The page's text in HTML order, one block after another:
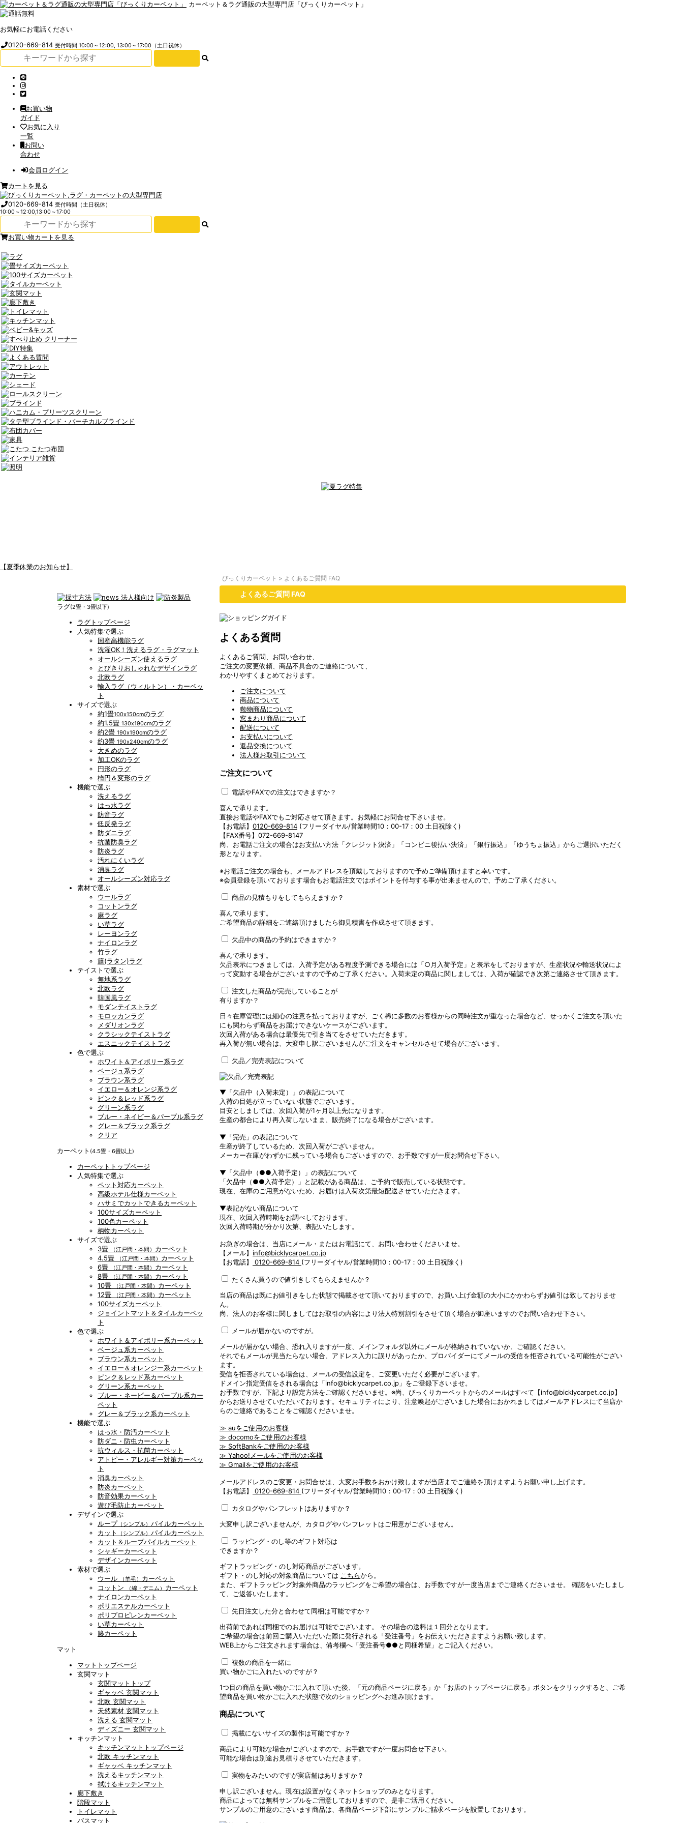
カーペット＆ラグ通販の大型専門店「びっくりカーペット」
お気軽にお電話ください
0120-669-814受付時間 10:00～12:00, 13:00～17:00（土日祝休）
お買い物
ガイド
お気に入り
一覧
お問い
合わせ
会員ログイン
カートを見る
0120-669-814受付時間（土日祝休）
10:00～12:00,13:00～17:00
お買い物カートを見る
【夏季休業のお知らせ】
ラグ(2畳・3畳以下)
ラグトップページ
人気特集で選ぶ
国産高機能ラグ
洗濯OK！洗えるラグ・ラグマット
オールシーズン使えるラグ
とびきりおしゃれなデザインラグ
北欧ラグ
輸入ラグ（ウィルトン）・カーペッ
ト
サイズで選ぶ
約1畳100x150cmのラグ
約1.5畳 130x190cmのラグ
約2畳 190x190cmのラグ
約3畳 190x240cmのラグ
大きめのラグ
加工OKのラグ
円形のラグ
楕円＆変形のラグ
機能で選ぶ
洗えるラグ
はっ水ラグ
防音ラグ
低反発ラグ
防ダニラグ
抗菌防臭ラグ
防炎ラグ
汚れにくいラグ
消臭ラグ
オールシーズン対応ラグ
素材で選ぶ
ウールラグ
コットンラグ
麻ラグ
い草ラグ
レーヨンラグ
ナイロンラグ
竹ラグ
籐(ラタン)ラグ
テイストで選ぶ
無地系ラグ
北欧ラグ
韓国風ラグ
モダンテイストラグ
モロッカンラグ
メダリオンラグ
クラシックテイストラグ
エスニックテイストラグ
色で選ぶ
ホワイト＆アイボリー系ラグ
ベージュ系ラグ
ブラウン系ラグ
イエロー＆オレンジ系ラグ
ピンク＆レッド系ラグ
グリーン系ラグ
ブルー・ネイビー＆パープル系ラグ
グレー＆ブラック系ラグ
クリア
カーペット (4.5畳・6畳以上)
カーペットトップページ
人気特集で選ぶ
ペット対応カーペット
高級ホテル仕様カーペット
ハサミでカットできるカーペット
100サイズカーペット
100色カーペット
柄物カーペット
サイズで選ぶ
3畳
（江戸間・本間） カーペット
4.5畳
（江戸間・本間） カーペット
6畳
（江戸間・本間） カーペット
8畳
（江戸間・本間） カーペット
10畳
（江戸間・本間） カーペット
12畳
（江戸間・本間） カーペット
100サイズカーペット
ジョイントマット＆タイルカーペッ
ト
色で選ぶ
ホワイト＆アイボリー系カーペット
ベージュ系カーペット
ブラウン系カーペット
イエロー＆オレンジー系カーペット
ピンク＆レッド系カーペット
グリーン系カーペット
ブルー・ネービー＆パープル系カー
ペット
グレー＆ブラック系カーペット
機能で選ぶ
はっ水・防汚カーペット
防ダニ・防虫カーペット
抗ウィルス・抗菌カーペット
アトピー・アレルギー対策カーペッ
ト
消臭カーペット
防炎カーペット
防音効果カーペット
遊び毛防止カーペット
デザインで選ぶ
ループ （シンプル） パイルカーペット
カット
（シンプル） パイルカーペット
カット＆ループパイルカーペット
シャギーカーペット
デザインカーペット
素材で選ぶ
ウール
（羊毛） カーペット
コットン
（綿・デニム） カーペット
ナイロンカーペット
ポリエステルカーペット
ポリプロピレンカーペット
い草カーペット
籐カーペット
マット
マットトップページ
玄関マット
玄関マットトップ
ギャッベ 玄関マット
北欧 玄関マット
天然素材 玄関マット
洗える 玄関マット
ディズニー 玄関マット
キッチンマット
キッチンマットトップページ
北欧 キッチンマット
ギャッベ キッチンマット
洗えるキッチンマット
拭けるキッチンマット
廊下敷き
階段マット
トイレマット
バスマット
びっくりカーペット > よくあるご質問 FAQ
よくあるご質問 FAQ
よくある質問
よくあるご質問、お問い合わせ、
ご注文の変更依頼、商品不具合のご連絡について、
わかりやすくまとめております。
ご注文について
商品について
敷物商品について
窓まわり商品について
配送について
お支払いについて
返品交換について
法人様お取引について
ご注文について
電話やFAXでの注文はできますか？
喜んで承ります。
直接お電話やFAXでもご対応させて頂きます。お気軽にお問合せ下さいませ。
【お電話】 0120-669-814 (フリーダイヤル/営業時間10：00-17：00 土日祝除く)
【FAX番号】072-669-8147
尚、お電話ご注文の場合はお支払い方法「クレジット決済」「コンビニ後払い決済」「銀行振込」「ゆうちょ振込」からご選択いただく
形となります。
※お電話ご注文の場合も、メールアドレスを頂戴しておりますので予めご準備頂けますと幸いです。
※会員登録を頂いております場合もお電話注文ではポイントを付与する事が出来ませんので、予めご了承ください。
商品の見積もりをしてもらえますか？
喜んで承ります。
ご希望商品の詳細をご連絡頂けましたら御見積書を作成させて頂きます。
欠品中の商品の予約はできますか？
喜んで承ります。
欠品表示につきましては、入荷予定がある程度予測できる場合には「○月入荷予定」と表示をしておりますが、生産状況や輸送状況によ
って変動する場合がございますので予めご了承ください。入荷未定の商品に関しましては、入荷が確認でき次第ご連絡させて頂きます。
注文した商品が完売していることが
有りますか？
日々在庫管理には細心の注意を払っておりますが、ごく稀に多数のお客様からの同時注文が重なった場合など、せっかくご注文を頂いた
にも関わらず商品をお届けできないケースがございます。
次回入荷がある場合は最優先で引き当てをさせていただきます。
再入荷が無い場合は、大変申し訳ございませんがご注文をキャンセルさせて場合がございます。
欠品／完売表記について
▼「欠品中（入荷未定）」の表記について
入荷の目処が立っていない状態でございます。
目安としましては、次回入荷が1ヶ月以上先になります。
生産の都合により再入荷しないまま、販売終了になる場合がございます。
▼「完売」の表記について
生産が終了しているため、次回入荷がございません。
メーカー在庫がわずかに残っている場合もございますので、お手数ですが一度お問合せ下さい。
▼「欠品中（●●入荷予定）」の表記について
「欠品中（●●入荷予定）」と記載がある商品は、ご予約で販売している状態です。
現在、在庫のご用意がないため、お届けは入荷次第最短配送させていただきます。
▼表記がない商品について
現在、次回入荷時期をお調べしております。
次回入荷時期が分かり次第、表記いたします。
お急ぎの場合は、当店にメール・またはお電話にて、お問い合わせくださいませ。
【メール】 info@bicklycarpet.co.jp
【お電話】
0120-669-814 (フリーダイヤル/営業時間10：00-17：00 土日祝除く)
たくさん買うので値引きしてもらえませんか？
当店の商品は既にお値引きをした状態で掲載させて頂いておりますので、お買い上げ金額の大小にかかわらずお値引は致しておりませ
ん。
尚、法人のお客様に関しましてはお取引の内容により法人特別割引をさせて頂く場合が御座いますのでお問い合わせ下さい。
メールが届かないのですが。
メールが届かない場合、恐れ入りますが一度、メインフォルダ以外にメールが格納されていないか、ご確認ください。
それでもメールが見当たらない場合、アドレス入力に誤りがあったか、プロバイダーにてメールの受信を拒否されている可能性がござい
ます。
受信を拒否されている場合は、メールの受信設定を、ご変更いただく必要がございます。
ドメイン指定受信をされる場合は「info@bicklycarpet.co.jp」をご登録下さいませ。
お手数ですが、下記より設定方法をご確認くださいませ。※尚、びっくりカーペットからのメールはすべて【info@bicklycarpet.co.jp】
からお送りさせていただいております。セキュリティにより、注意喚起がございました場合におかれましてはメールアドレスにて当店か
らのご連絡であることをご確認くださいませ。
≫ auをご使用のお客様
≫ docomoをご使用のお客様
≫ SoftBankをご使用のお客様
≫ Yahoo!メールをご使用のお客様
≫ Gmailをご使用のお客様
メールアドレスのご変更・お問合せは、大変お手数をおかけ致しますが当店までご連絡を頂けますようお願い申し上げます。
【お電話】
0120-669-814 (フリーダイヤル/営業時間10：00-17：00 土日祝除く)
カタログやパンフレットはありますか？
大変申し訳ございませんが、カタログやパンフレットはご用意がございません。
ラッピング・のし等のギフト対応は
できますか？
ギフトラッピング・のし対応商品がございます。
ギフト・のし対応の対象商品については こちらから。
また、ギフトラッピング対象外商品のラッピングをご希望の場合は、お手数ですが一度当店までご連絡くださいませ。 確認をいたしまし
て、ご返答いたします。
先日注文した分と合わせて同梱は可能ですか？
出荷前であれば同梱でのお届けは可能でございます。 その場合の送料は１回分となります。
ご希望の場合は前回ご購入いただいた際に発行される「受注番号」をお伝えいただきますようお願い致します。
WEB上からご注文されます場合は、備考欄へ「受注番号●●と同梱希望」とご記入ください。
複数の商品を一緒に
買い物かごに入れたいのですが？
1つ目の商品を買い物かごに入れて頂いた後、「元の商品ページに戻る」か「お店のトップページに戻る」ボタンをクリックすると、ご希
望商品を買い物かごに入れた状態で次のショッピングへお進み頂けます。
商品について
掲載にないサイズの製作は可能ですか？
商品により可能な場合がございますので、お手数ですが一度お問合せ下さい。
可能な場合は別途お見積りさせていただきます。
実物をみたいのですが実店舗はありますか？
申し訳ございません。現在は設置がなくネットショップのみとなります。
商品によっては無料サンプルをご用意しておりますので、是非ご活用ください。
サンプルのご用意のございます商品は、各商品ページ下部にサンプルご請求ページを設置しております。